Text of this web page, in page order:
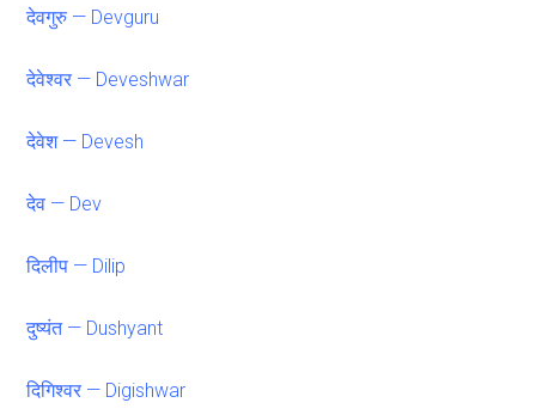
देवगुरु — Devguru
देवेश्वर — Deveshwar
देवेश — Devesh
देव — Dev
दिलीप — Dilip
दुष्यंत — Dushyant
दिगिश्वर — Digishwar